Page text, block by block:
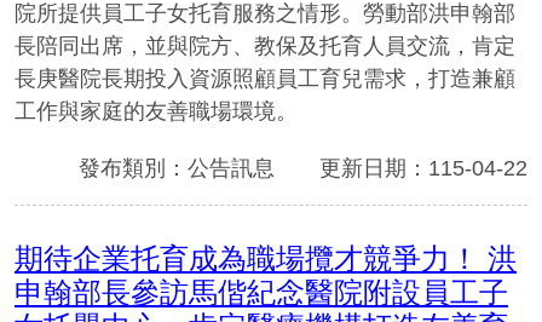
院所提供員工子女托育服務之情形。勞動部洪申翰部
長陪同出席，並與院方、教保及托育人員交流，肯定
長庚醫院長期投入資源照顧員工育兒需求，打造兼顧
工作與家庭的友善職場環境。
發布類別：公告訊息 更新日期：115-04-22
期待企業托育成為職場攬才競爭力！ 洪
申翰部長參訪馬偕紀念醫院附設員工子